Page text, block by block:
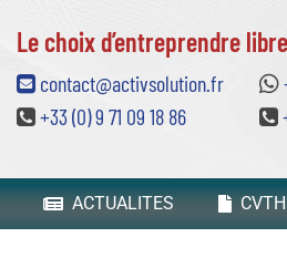
Le choix d’entreprendre
contact@activsolution.fr
+33 (0) 9 71 09 18 86
ACTUALITES